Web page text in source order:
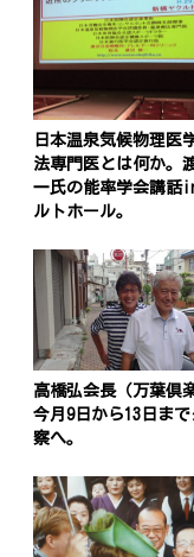
日本温泉気候物理医
法専門医とは何か。
一氏の能率学会講話
ルトホール。
高橋弘会長（万葉倶
今月9日から13日ま
察へ。